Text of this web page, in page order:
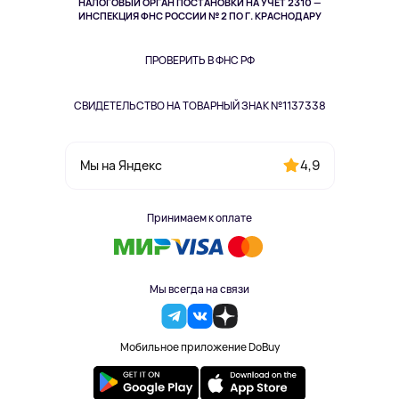
ИНСПЕКЦИЯ ФНС РОССИИ № 2 ПО Г. КРАСНОДАРУ
ПРОВЕРИТЬ В ФНС РФ
СВИДЕТЕЛЬСТВО НА ТОВАРНЫЙ ЗНАК №1137338
Мы на Яндекс 4,9
Принимаем к оплате
Мы всегда на связи
Мобильное приложение DoBuy
Здоровье питомцев
Одежда и аксессуары